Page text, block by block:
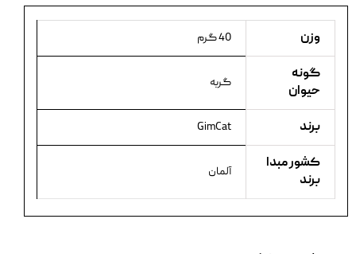
وزن 40 گرم
گونه
حیوان
گربه
برند GimCat
کشور مبدا
برند
آلمان